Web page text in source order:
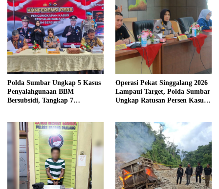
Polda Sumbar Ungkap 5 Kasus
Penyalahgunaan BBM
Bersubsidi, Tangkap 7
Operasi Pekat Singgalang 2026
Lampaui Target, Polda Sumbar
Ungkap Ratusan Persen Kasus